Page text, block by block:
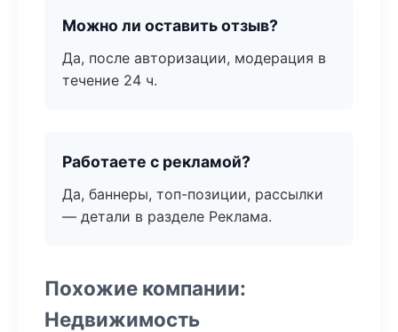
Можно ли оставить отзыв?
Да, после авторизации, модерация в
течение 24 ч.
Работаете с рекламой?
Да, баннеры, топ-позиции, рассылки
— детали в разделе Реклама.
Похожие компании:
Недвижимость